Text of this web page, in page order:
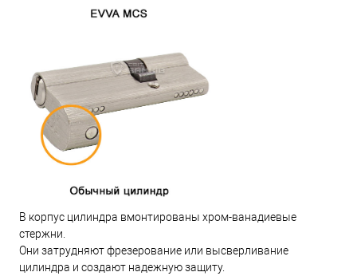
В корпус цилиндра вмонтированы хром-ванадиевые
стержни.
Они затрудняют фрезерование или высверливание
цилиндра и создают надежную защиту.